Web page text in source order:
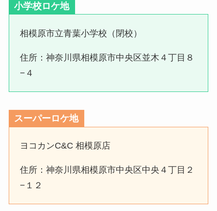
小学校ロケ地
相模原市立青葉小学校（閉校）
住所：神奈川県相模原市中央区並木４丁目８
−４
スーパーロケ地
ヨコカンC&C 相模原店
住所：神奈川県相模原市中央区中央４丁目２
−１２